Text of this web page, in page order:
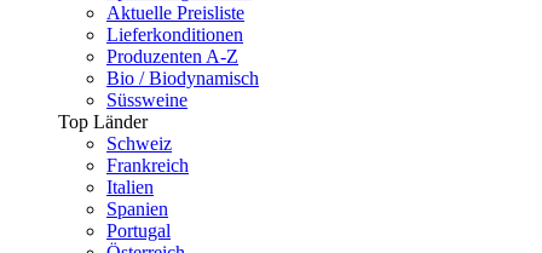
Aktuelle Preisliste
Lieferkonditionen
Produzenten A-Z
Bio / Biodynamisch
Süssweine
Top Länder
Schweiz
Frankreich
Italien
Spanien
Portugal